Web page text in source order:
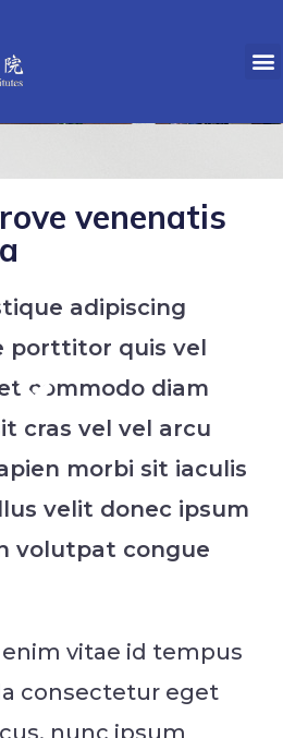
venenatis
adipiscing
porttitor quis vel
commodo diam
cras vel vel arcu
morbi sit iaculis
velit donec ipsum
volutpat congue
vitae id tempus
consectetur eget
nunc ipsum